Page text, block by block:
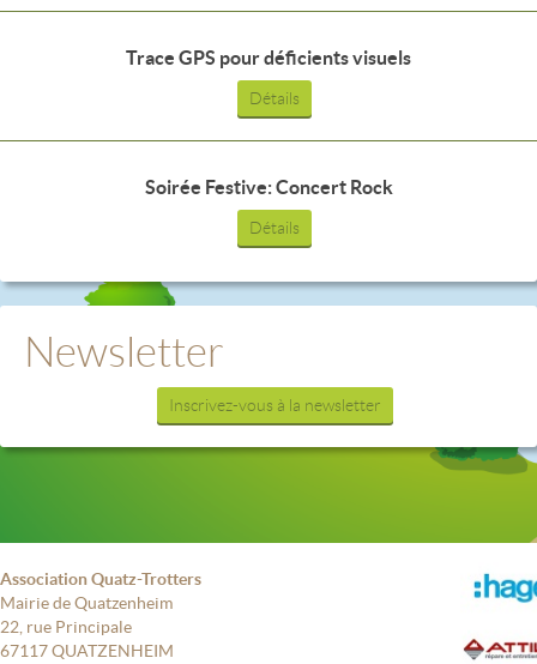
Trace GPS pour déficients visuels
Détails
Soirée Festive: Concert Rock
Détails
Newsletter
Inscrivez-vous à la newsletter
Association Quatz-Trotters
Mairie de Quatzenheim
22, rue Principale
67117 QUATZENHEIM